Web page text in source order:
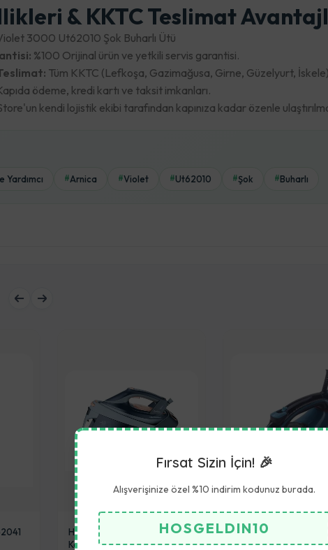
& KKTC Teslimat
3000 Ut62010 Şok Buharlı Ütü
%100 Orijinal ürün ve yetkili servis garantisi.
Tüm KKTC (Lefkoşa, Gazimağusa, Girne, Güzelyurt,
ödeme, kredi kartı ve taksit imkanları.
kendi lojistik ekibi tarafından kapınıza kadar özenle
Yardımcı #Arnica #Violet #Ut62010 #Şok #Buharlı
HAUSBERG HB 7925 Buhar
Kazanlı Ütü
Hausberg Hb7840
Ütü
Fırsat Sizin İçin! 🎉
Alışverişinize özel %10 indirim kodunuz burada.
HOSGELDIN10